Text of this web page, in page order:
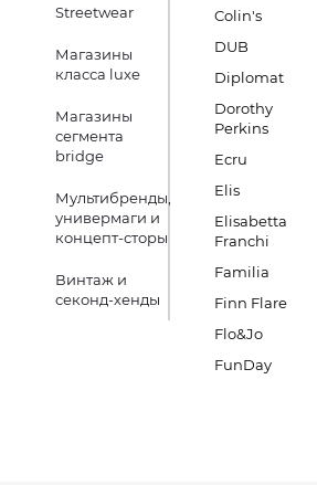
Streetwear
Магазины
класса luxe
Магазины
сегмента
bridge
Мультибренды,
универмаги и
концепт-сторы
Винтаж и
секонд-хенды
Colin's
DUB
Diplomat
Dorothy
Perkins
Ecru
Elis
Elisabetta
Franchi
Familia
Finn Flare
Flo&Jo
FunDay